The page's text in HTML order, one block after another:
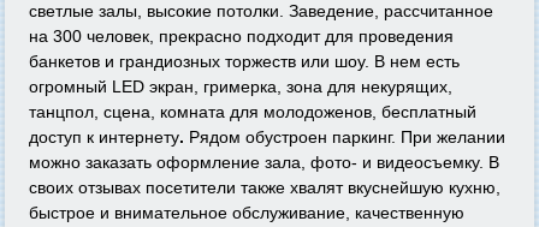
светлые залы, высокие потолки. Заведение, рассчитанное
на 300 человек, прекрасно подходит для проведения
банкетов и грандиозных торжеств или шоу. В нем есть
огромный LED экран, гримерка, зона для некурящих,
танцпол, сцена, комната для молодоженов, бесплатный
доступ к интернету. Рядом обустроен паркинг. При желании
можно заказать оформление зала, фото- и видеосъемку. В
своих отзывах посетители также хвалят вкуснейшую кухню,
быстрое и внимательное обслуживание, качественную